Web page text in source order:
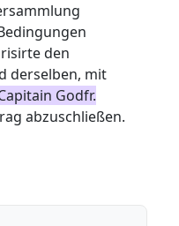
den
derselben, mit
Godfr.
abzuschließen.